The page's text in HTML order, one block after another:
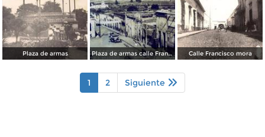
Plaza de armas Plaza de armas calle Francisco i madero Calle Francisco mora
1 2 Siguiente